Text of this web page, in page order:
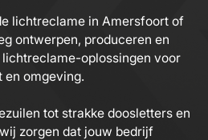
lichtreclame in Amersfoort of
ontwerpen, produceren en
oplossingen voor
en omgeving.
tot strakke doosletters en
zorgen dat jouw bedrijf